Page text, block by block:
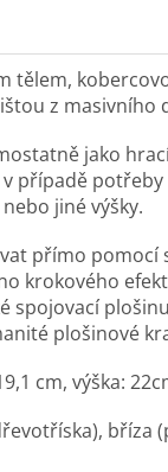
tělem,
z masivního
jako
případě
jiné výšky.
přímo pomocí
krokového
spojovací
plošinové
cm, výška:
bříza